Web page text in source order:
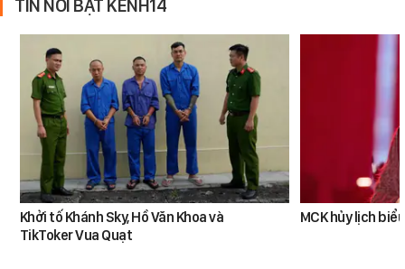
TIN NỔI BẬT KÊNH14
Khởi tố Khánh Sky, Hồ Văn Khoa và
TikToker Vua Quạt
MCK hủy lịch